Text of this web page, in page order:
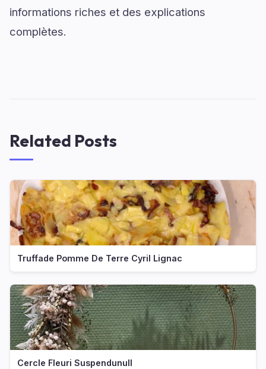
informations riches et des explications
complètes.
Related Posts
Truffade Pomme De Terre Cyril Lignac
Cercle Fleuri Suspendunull